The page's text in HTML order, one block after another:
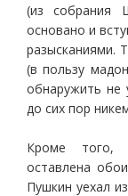
(из собрания
основано и
разысканиями.
(в пользу
обнаружить не
до сих пор
Кроме того,
оставлена
Пушкин уехал